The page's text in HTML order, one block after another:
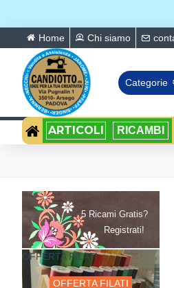
Home Chi siamo
Categorie
ARTICOLI RICAMBI
Registrati!
5 Ricami Gratis?
OFFERTA FILATI
OFFERTA FILATI